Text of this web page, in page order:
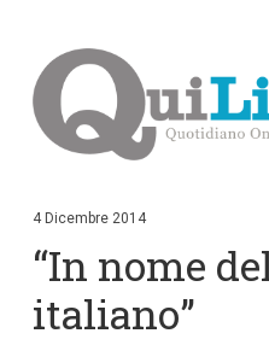
i
n
t
4 Dicembre 2014
“In nome
italiano”